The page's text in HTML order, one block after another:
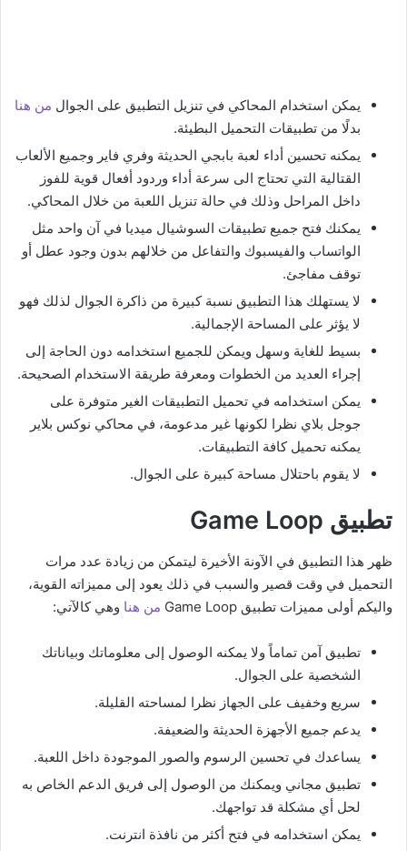
يمكن استخدام المحاكي في تنزيل التطبيق على الجوال من هنا
بدلًا من تطبيقات التحميل البطيئة.
يمكنه تحسين أداء لعبة بابجي الحديثة وفري فاير وجميع الألعاب
القتالية التي تحتاج الى سرعة أداء وردود أفعال قوية للفوز
داخل المراحل وذلك في حالة تنزيل اللعبة من خلال المحاكي.
يمكنك فتح جميع تطبيقات السوشيال ميديا في آن واحد مثل
الواتساب والفيسبوك والتفاعل من خلالهم بدون وجود عطل أو
توقف مفاجئ.
لا يستهلك هذا التطبيق نسبة كبيرة من ذاكرة الجوال لذلك فهو
لا يؤثر على المساحة الإجمالية.
بسيط للغاية وسهل ويمكن للجميع استخدامه دون الحاجة إلى
إجراء العديد من الخطوات ومعرفة طريقة الاستخدام الصحيحة.
يمكن استخدامه في تحميل التطبيقات الغير متوفرة على
جوجل بلاي نظرا لكونها غير مدعومة، في محاكي نوكس بلاير
يمكنه تحميل كافة التطبيقات.
لا يقوم باحتلال مساحة كبيرة على الجوال.
تطبيق Game Loop
ظهر هذا التطبيق في الآونة الأخيرة ليتمكن من زيادة عدد مرات
التحميل في وقت قصير والسبب في ذلك يعود إلى مميزاته القوية،
واليكم أولى مميزات تطبيق Game Loop
من هنا وهي كالآتي:
تطبيق آمن تماماً ولا يمكنه الوصول إلى معلوماتك وبياناتك
الشخصية على الجوال.
سريع وخفيف على الجهاز نظرا لمساحته القليلة.
يدعم جميع الأجهزة الحديثة والضعيفة.
يساعدك في تحسين الرسوم والصور الموجودة داخل اللعبة.
تطبيق مجاني ويمكنك من الوصول إلى فريق الدعم الخاص به
لحل أي مشكلة قد تواجهك.
يمكن استخدامه في فتح أكثر من نافذة انترنت.